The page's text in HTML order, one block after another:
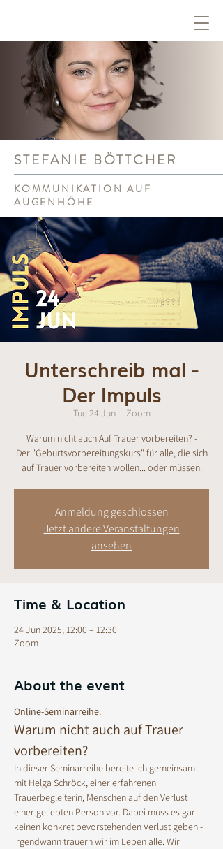
STEFANIE BÖTTCHER
KOMMUNIKATION AUF
AUGENHÖHE
Unterschreib mal -
Der Impuls
Tue 24 Jun
  |
Zoom
Warum nicht auch Auf Trauer vorbereiten? -
Der "Geburtsvorbereitungskurs" für alle, die sich
auf Trauer vorbereiten wollen... oder müssen.
Anmeldung geschlossen
Jetzt andere Veranstaltungen
ansehen
Time & Location
24 Jun 2025, 12:00 – 12:30
Zoom
About the event
Online-Seminarreihe:
Warum nicht auch auf Trauer
vorbereiten?
In dieser Seminarreihe bereite ich gemeinsam
mit Helga Schröck, einer erfahrenen
Trauerbegleiterin, Menschen auf den Verlust
einer geliebten Person vor. Dabei muss es gar
keinen konkret bevorstehenden Verlust geben -
irgendwann trauern wir im Leben alle. Wir